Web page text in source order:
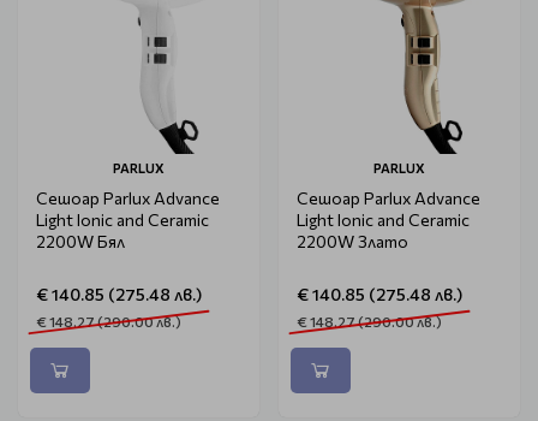
PARLUX
Сешоар Parlux Advance
Light Ionic and Ceramic
2200W Бял
€ 140.85 (275.48 лв.)
€ 148.27 (290.00 лв.)
PARLUX
Сешоар Parlux Advance
Light Ionic and Ceramic
2200W Злато
€ 140.85 (275.48 лв.)
€ 148.27 (290.00 лв.)